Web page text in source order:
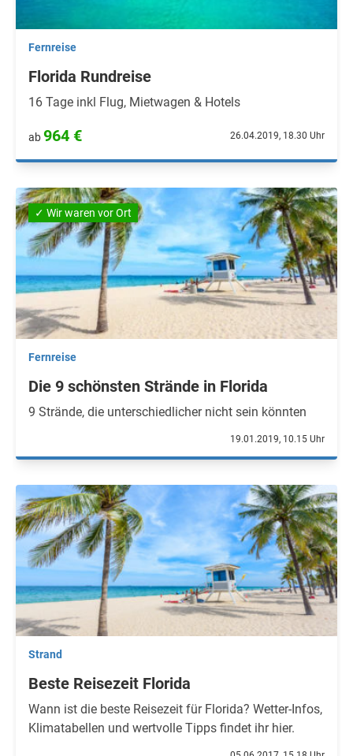
Fernreise
Florida Rundreise
16 Tage inkl Flug, Mietwagen & Hotels
ab964 € 26.04.2019, 18.30 Uhr
✓ Wir waren vor Ort
Fernreise
Die 9 schönsten Strände in Florida
9 Strände, die unterschiedlicher nicht sein könnten
19.01.2019, 10.15 Uhr
Strand
Beste Reisezeit Florida
Wann ist die beste Reisezeit für Florida? Wetter-Infos,
Klimatabellen und wertvolle Tipps findet ihr hier.